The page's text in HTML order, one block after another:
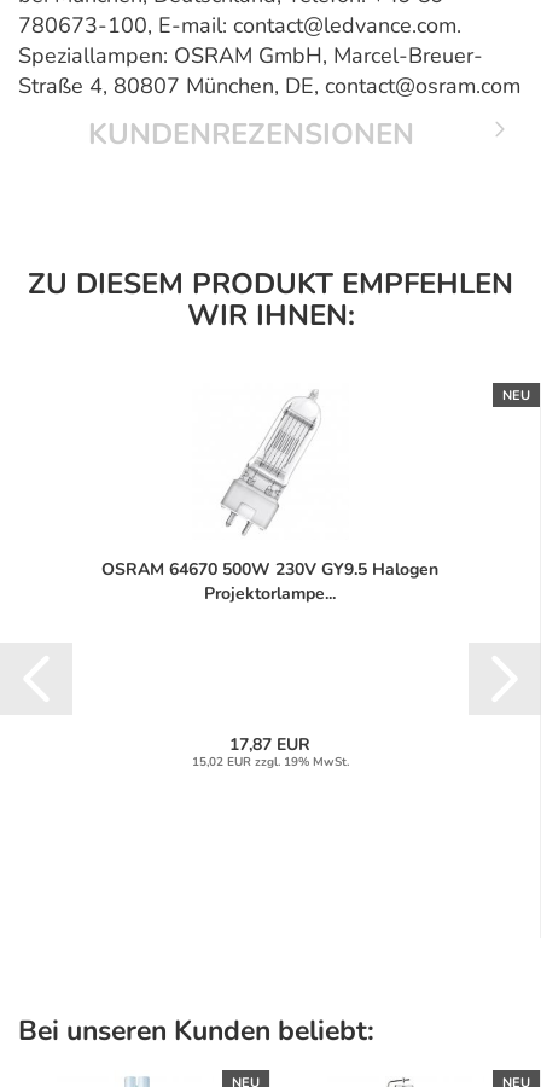
780673-100, E-mail: contact@ledvance.com.
Speziallampen: OSRAM GmbH, Marcel-Breuer-
Straße 4, 80807 München, DE, contact@osram.com
KUNDENREZENSIONEN
ZU DIESEM PRODUKT EMPFEHLEN
WIR IHNEN:
NEU
OSRAM 64670 500W 230V GY9.5 Halogen
Projektorlampe...
17,87 EUR
15,02 EUR zzgl. 19% MwSt.
Bei unseren Kunden beliebt:
NEU NEU